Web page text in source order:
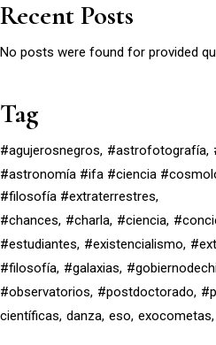
Recent Posts
No posts were found for provided
Tag
#agujerosnegros #astrofotografía
#astronomía #ifa #ciencia
#filosofía #extraterrestres
#chances #charla #ciencia
#estudiantes #existencialismo
#filosofía #galaxias
#observatorios #postdoctorado
científicas danza eso exocometas